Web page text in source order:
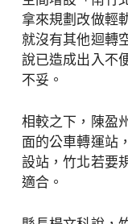
拿來規劃改做輕
就沒有其他迴轉
說已造成出入不
不妥。
相較之下，陳盈
面的公車轉運站
設站，竹北若要
適合。